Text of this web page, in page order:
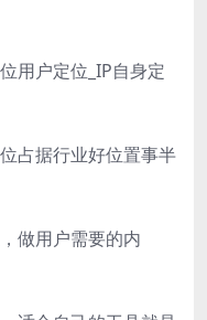
用户定位_IP自身定
占据行业好位置事半
做用户需要的内